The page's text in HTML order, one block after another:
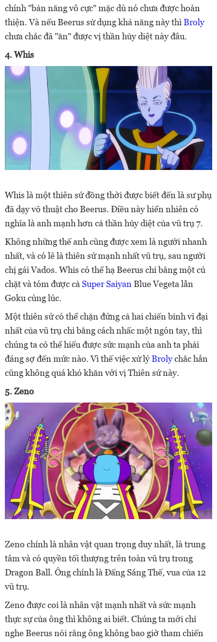
chính "bản năng vô cực" mặc dù nó chưa được hoàn
thiện. Và nếu Beerus sử dụng khả năng này thìBroly
chưa chắc đã "ăn" được vị thần hủy diệt này đâu.
4. Whis
Whis là một thiên sứ đồng thời được biết đến là sư phụ
đã dạy võ thuật cho Beerus. Điều này hiển nhiên có
nghĩa là anh mạnh hơn cả thần hủy diệt của vũ trụ 7.
Không những thế anh cũng được xem là người nhanh
nhất, và có lẽ là thiên sứ mạnh nhất vũ trụ, sau người
chị gái Vados. Whis có thể hạ Beerus chỉ bằng một cú
chặt và tóm được cảSuper SaiyanBlue Vegeta lẫn
Goku cùng lúc.
Một thiên sứ có thể chặn đứng cả hai chiến binh vĩ đại
nhất của vũ trụ chỉ bằng cách nhấc một ngón tay, thì
chúng ta có thể hiểu được sức mạnh của anh ta phải
đáng sợ đến mức nào. Vì thế việc xử lýBrolychắc hẳn
cũng không quá khó khăn với vị Thiên sứ này.
5. Zeno
Zeno chính là nhân vật quan trọng duy nhất, là trung
tâm và có quyền tối thượng trên toàn vũ trụ trong
Dragon Ball. Ông chính là Đấng Sáng Thế, vua của 12
vũ trụ.
Zeno được coi là nhân vật mạnh nhất và sức mạnh
thực sự của ông thì không ai biết. Chúng ta mới chỉ
nghe Beerus nói rằng ông không bao giờ tham chiến